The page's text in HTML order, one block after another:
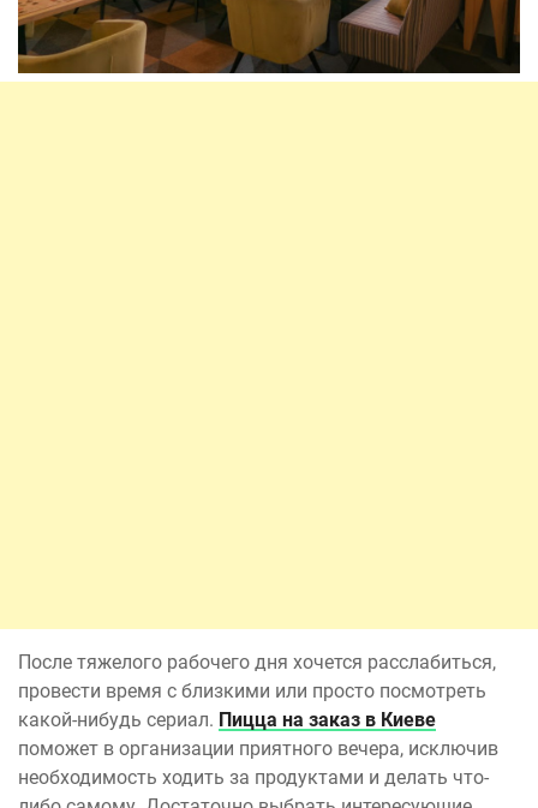
После тяжелого рабочего дня хочется расслабиться,
провести время с близкими или просто посмотреть
какой-нибудь сериал. Пицца на заказ в Киеве
поможет в организации приятного вечера, исключив
необходимость ходить за продуктами и делать что-